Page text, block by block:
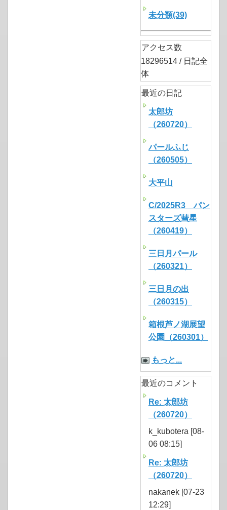
未分類(39)
アクセス数
18296514 / 日記全
体
最近の日記
太郎坊
（260720）
パールふじ
（260505）
大平山
C/2025R3 パン
スターズ彗星
（260419）
三日月パール
（260321）
三日月の出
（260315）
箱根芦ノ湖展望
公園（260301）
もっと...
最近のコメント
Re: 太郎坊
（260720）
k_kubotera [08-
06 08:15]
Re: 太郎坊
（260720）
nakanek [07-23
12:29]